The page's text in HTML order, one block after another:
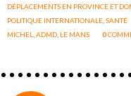
DÉPLACEMENTS EN PROVINCE ET
POLITIQUE INTERNATIONALE ,SANTÉ
MICHEL ,ADMD LE MANS 0